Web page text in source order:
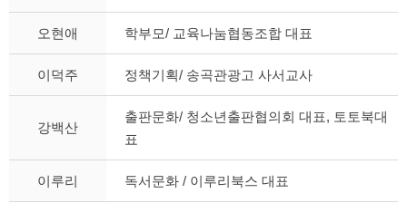
오현애 학부모/ 교육나눔협동조합 대표
이덕주 정책기획/ 송곡관광고 사서교사
강백산
출판문화/ 청소년출판협의회 대표, 토토북대
표
이루리 독서문화 / 이루리북스 대표